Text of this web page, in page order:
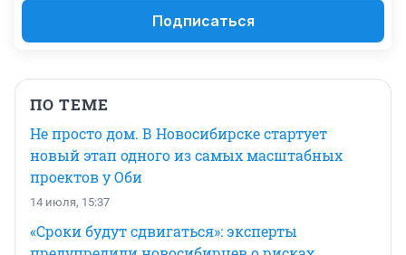
Подписаться
ПО ТЕМЕ
Не просто дом. В Новосибирске стартует
новый этап одного из самых масштабных
проектов у Оби
14 июля, 15:37
«Сроки будут сдвигаться»: эксперты